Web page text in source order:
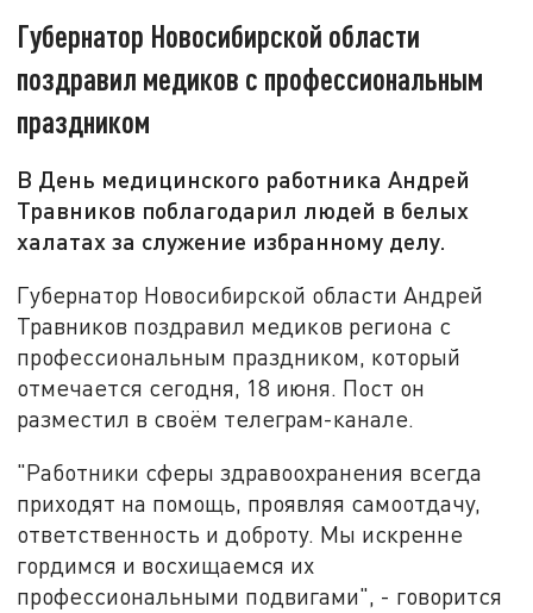
Губернатор Новосибирской области
поздравил медиков с профессиональным
праздником
В День медицинского работника Андрей
Травников поблагодарил людей в белых
халатах за служение избранному делу.
Губернатор Новосибирской области Андрей
Травников поздравил медиков региона с
профессиональным праздником, который
отмечается сегодня, 18 июня. Пост он
разместил в своём телеграм-канале.
"Работники сферы здравоохранения всегда
приходят на помощь, проявляя самоотдачу,
ответственность и доброту. Мы искренне
гордимся и восхищаемся их
профессиональными подвигами", - говорится